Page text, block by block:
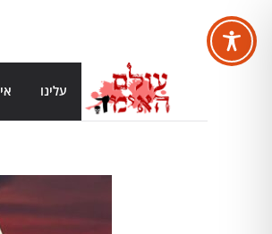
to
content
עלינו